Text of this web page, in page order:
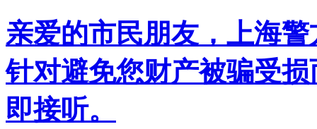
亲爱的市民朋友，上海
针对避免您财产被骗受
即接听。